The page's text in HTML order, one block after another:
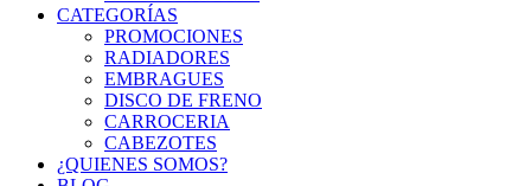
CATEGORÍAS
PROMOCIONES
RADIADORES
EMBRAGUES
DISCO DE FRENO
CARROCERIA
CABEZOTES
¿QUIENES SOMOS?